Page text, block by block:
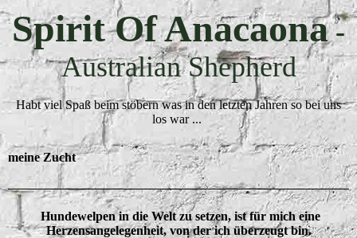
Spirit Of Anacaona-
Australian Shepherd
Habt viel Spaß beim stöbern was in den letzten Jahren so bei uns
los war ...
meine Zucht
Hundewelpen in die Welt zu setzen, ist für mich eine
Herzensangelegenheit, von der ich überzeugt bin.